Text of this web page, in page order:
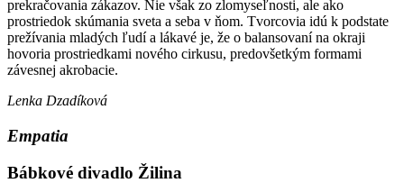
prekračovania zákazov. Nie však zo zlomyseľnosti, ale ako
prostriedok skúmania sveta a seba v ňom. Tvorcovia idú k podstate
prežívania mladých ľudí a lákavé je, že o balansovaní na okraji
hovoria prostriedkami nového cirkusu, predovšetkým formami
závesnej akrobacie.
Lenka Dzadíková
Empatia
Bábkové divadlo Žilina